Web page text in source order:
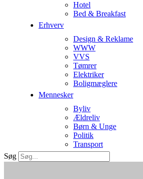
Hotel
Bed & Breakfast
Erhverv
Design & Reklame
WWW
VVS
Tømrer
Elektriker
Boligmæglere
Mennesker
Byliv
Ældreliv
Børn & Unge
Politik
Transport
Søg